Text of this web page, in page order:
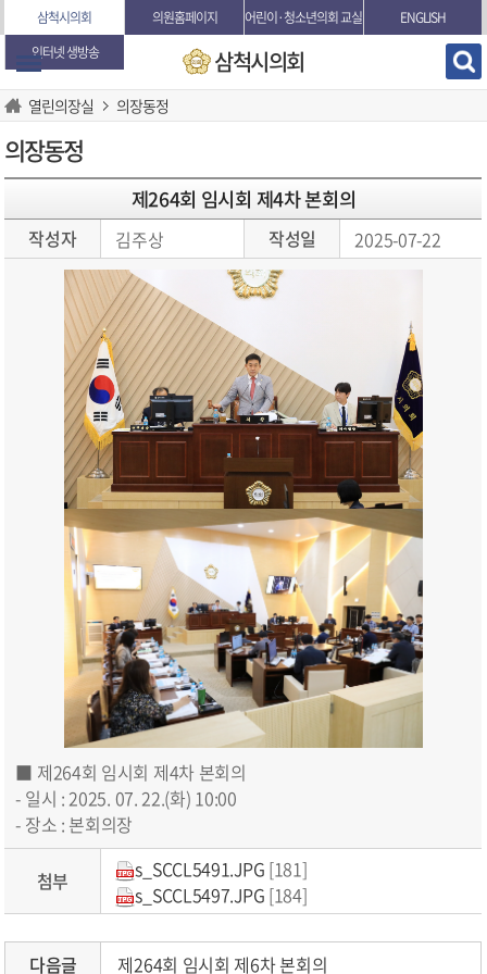
본문바로가기
삼척시의회 의원홈페이지 어린이·청소년의회 교실
ENGLISH
인터넷 생방송
삼척시의회
열린의장실 의장동정
의장동정
제264회 임시회 제4차 본회의
작성자 김주상 작성일 2025-07-22
■ 제264회 임시회 제4차 본회의
- 일시 : 2025. 07. 22.(화) 10:00
- 장소 : 본회의장
첨부 s_SCCL5491.JPG [181]
s_SCCL5497.JPG [184]
다음글 제264회 임시회 제6차 본회의